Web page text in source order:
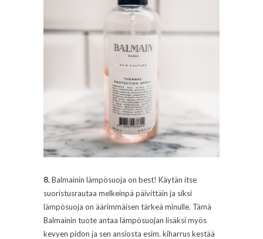
8.Balmainin lämpösuoja on best! Käytän itse
suoristusrautaa melkeinpä päivittäin ja siksi
lämpösuoja on äärimmäisen tärkeä minulle. Tämä
Balmainin tuote antaa lämpösuojan lisäksi myös
kevyen pidon ja sen ansiosta esim. kiharrus kestää